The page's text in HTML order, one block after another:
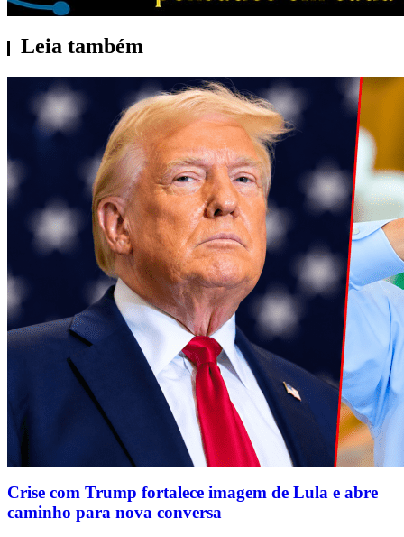
Leia também
Crise com Trump fortalece imagem de Lula e abre
caminho para nova conversa